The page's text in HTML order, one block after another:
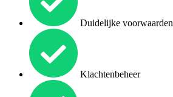
Duidelijke voorwaarden
Klachtenbeheer